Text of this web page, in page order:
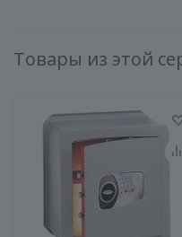
Товары из этой